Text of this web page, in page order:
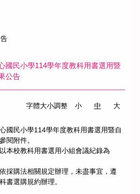
國民小學114學年度教科用書選用暨
公告
字體大小調整 小 中
大
國民小學114學年度教科用書選用暨自
閱附件。
本校教科用書選用小組會議紀錄為
採購法相關規定辦理，未盡事宜，遵
書選購規約辦理。